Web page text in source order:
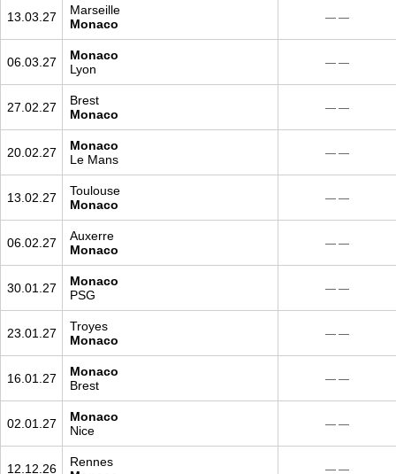
13.03.27
Marseille
Monaco
— —
06.03.27
Monaco
Lyon
— —
27.02.27
Brest
Monaco
— —
20.02.27
Monaco
Le Mans
— —
13.02.27
Toulouse
Monaco
— —
06.02.27
Auxerre
Monaco
— —
30.01.27
Monaco
PSG
— —
23.01.27
Troyes
Monaco
— —
16.01.27
Monaco
Brest
— —
02.01.27
Monaco
Nice
— —
12.12.26
Rennes
— —